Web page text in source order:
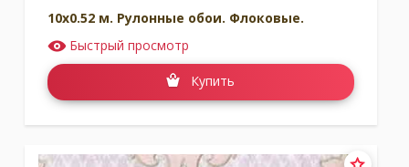
10x0.52 м. Рулонные обои. Флоковые.
Быстрый просмотр
Купить